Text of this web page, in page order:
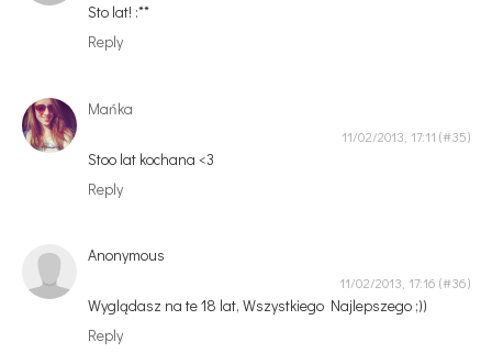
Sto lat! :**
Reply
Mańka
11/02/2013, 17:11
Stoo lat kochana <3
Reply
Anonymous
11/02/2013, 17:16
Wyglądasz na te 18 lat, Wszystkiego Najlepszego ;))
Reply